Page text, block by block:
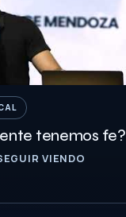
tenemos fe?
VIENDO